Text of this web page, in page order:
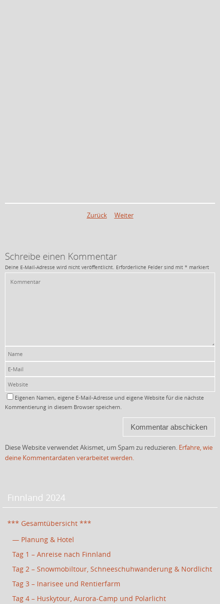
Zurück Weiter
Schreibe einen Kommentar
Deine E-Mail-Adresse wird nicht veröffentlicht. Erforderliche Felder sind mit * markiert
Eigenen Namen, eigene E-Mail-Adresse und eigene Website für die nächste
Kommentierung in diesem Browser speichern.
Diese Website verwendet Akismet, um Spam zu reduzieren. Erfahre, wie
deine Kommentardaten verarbeitet werden.
Finnland 2024
*** Gesamtübersicht ***
— Planung & Hotel
Tag 1 – Anreise nach Finnland
Tag 2 – Snowmobiltour, Schneeschuhwanderung & Nordlicht
Tag 3 – Inarisee und Rentierfarm
Tag 4 – Huskytour, Aurora-Camp und Polarlicht